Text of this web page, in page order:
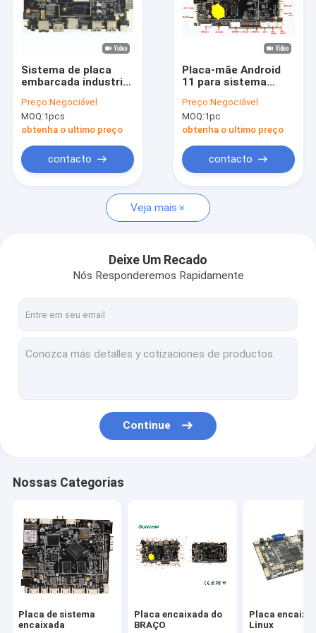
Sistema de placa
embarcada industrial
com múltiplas
interfaces para
máquinas industriais
inteligentes
Preço:Negociável
MOQ:1pcs
obtenha o ultimo preço
contacto
Placa-mãe Android
11 para sistema
RK3568 para máquina
de venda automática
Preço:Negociável
MOQ:1pc
obtenha o ultimo preço
contacto
Veja mais
Deixe Um Recado
Nós Responderemos Rapidamente
Continue
Nossas Categorias
Placa de sistema
encaixada
Placa encaixada do
BRAÇO
Placa
Linux